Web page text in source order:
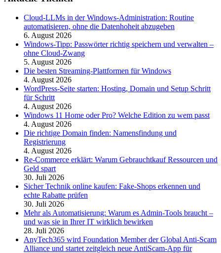
Cloud-LLMs in der Windows-Administration: Routine
automatisieren, ohne die Datenhoheit abzugeben
6. August 2026
Windows-Tipp: Passwörter richtig speichern und verwalten –
ohne Cloud-Zwang
5. August 2026
Die besten Streaming-Plattformen für Windows
4. August 2026
WordPress-Seite starten: Hosting, Domain und Setup Schritt
für Schritt
4. August 2026
Windows 11 Home oder Pro? Welche Edition zu wem passt
4. August 2026
Die richtige Domain finden: Namensfindung und
Registrierung
4. August 2026
Re-Commerce erklärt: Warum Gebrauchtkauf Ressourcen und
Geld spart
30. Juli 2026
Sicher Technik online kaufen: Fake-Shops erkennen und
echte Rabatte prüfen
30. Juli 2026
Mehr als Automatisierung: Warum es Admin-Tools braucht –
und was sie in Ihrer IT wirklich bewirken
28. Juli 2026
AnyTech365 wird Foundation Member der Global Anti-Scam
Alliance und startet zeitgleich neue AntiScam-App für